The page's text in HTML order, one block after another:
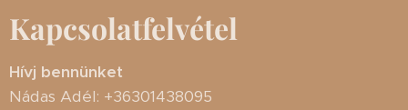
Kapcsolatfelvétel
Hívj bennünket
Nádas Adél: +36301438095